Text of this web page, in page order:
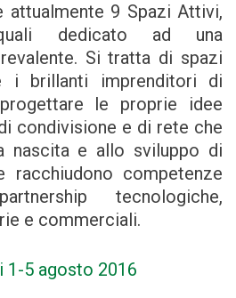
attualmente 9 Spazi Attivi,
dedicato ad una
Si tratta di spazi
i brillanti imprenditori di
le proprie idee
condivisione e di rete che
nascita e allo sviluppo di
racchiudono competenze
tecnologiche,
e commerciali.
1-5 agosto 2016